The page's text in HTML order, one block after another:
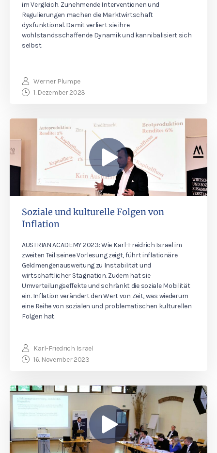
im Vergleich. Zunehmende Interventionen und
Regulierungen machen die Marktwirtschaft
dysfunktional. Damit verliert sie ihre
wohlstandsschaffende Dynamik und kannibalisiert sich
selbst.
Werner Plumpe
1. Dezember 2023
Soziale und kulturelle Folgen von
Inflation
AUSTRIAN ACADEMY 2023: Wie Karl-Freidrich Israel im
zweiten Teil seinee Vorlesung zeigt, führt inflationäre
Geldmengenausweitung zu Instabilität und
wirtschaftlicher Stagnation. Zudem hat sie
Umverteilungseffekte und schränkt die soziale Mobilität
ein. Inflation verändert den Wert von Zeit, was wiederum
eine Reihe von sozialen und problematischen kulturellen
Folgen hat.
Karl-Friedrich Israel
16. November 2023